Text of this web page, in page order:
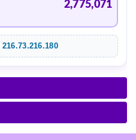
2,775,071
216.73.216.180